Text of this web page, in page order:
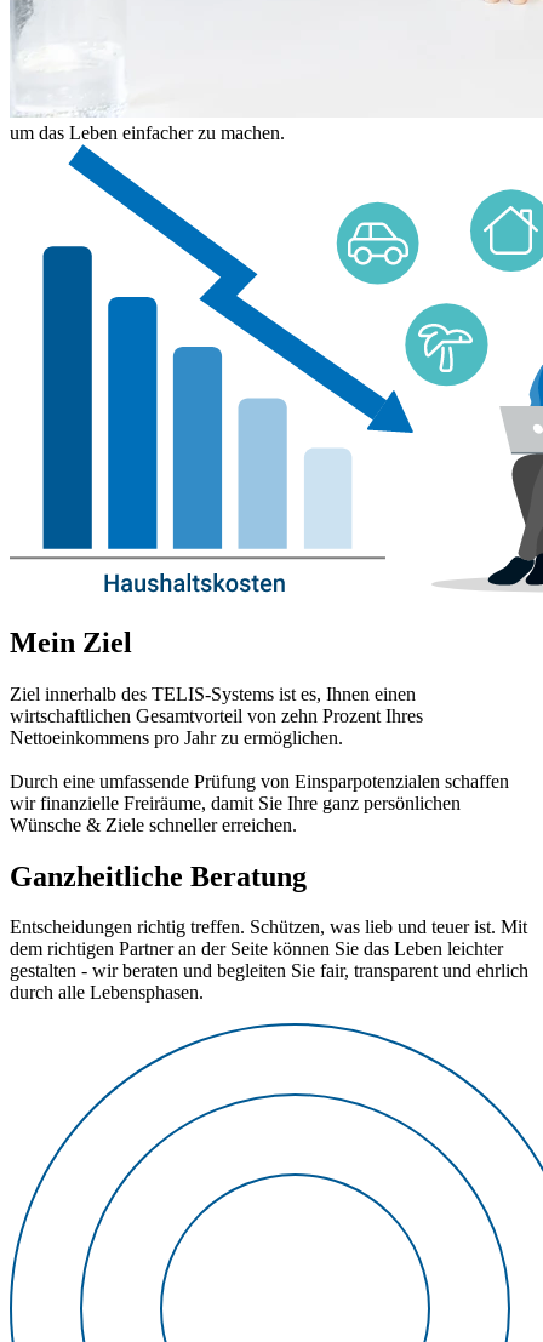
um das Leben einfacher zu machen.
Mein Ziel
Ziel innerhalb des TELIS-Systems ist es, Ihnen einen
wirtschaftlichen Gesamtvorteil von zehn Prozent Ihres
Nettoeinkommens pro Jahr zu ermöglichen.
Durch eine umfassende Prüfung von Einsparpotenzialen schaffen
wir finanzielle Freiräume, damit Sie Ihre ganz persönlichen
Wünsche & Ziele schneller erreichen.
Ganzheitliche Beratung
Entscheidungen richtig treffen. Schützen, was lieb und teuer ist. Mit
dem richtigen Partner an der Seite können Sie das Leben leichter
gestalten - wir beraten und begleiten Sie fair, transparent und ehrlich
durch alle Lebensphasen.